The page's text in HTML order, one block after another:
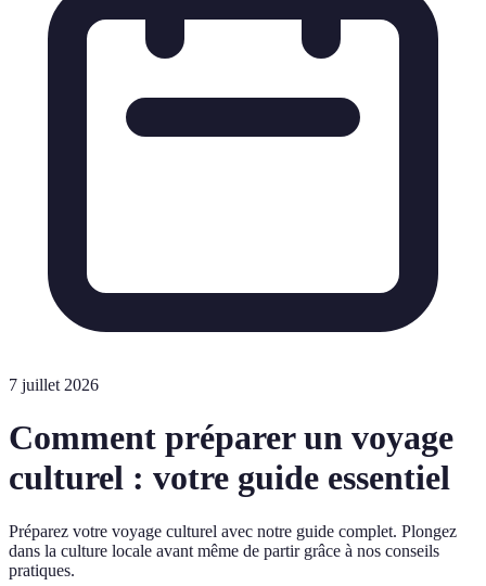
7 juillet 2026
Comment préparer un voyage
culturel : votre guide essentiel
Préparez votre voyage culturel avec notre guide complet. Plongez
dans la culture locale avant même de partir grâce à nos conseils
pratiques.